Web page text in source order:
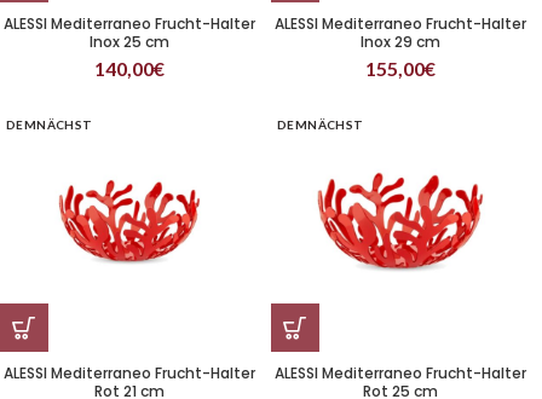
ALESSI Mediterraneo Frucht-Halter
Inox 25 cm
140,00€
ALESSI Mediterraneo Frucht-Halter
Inox 29 cm
155,00€
DEMNÄCHST
ALESSI Mediterraneo Frucht-Halter
Rot 21 cm
DEMNÄCHST
ALESSI Mediterraneo Frucht-Halter
Rot 25 cm